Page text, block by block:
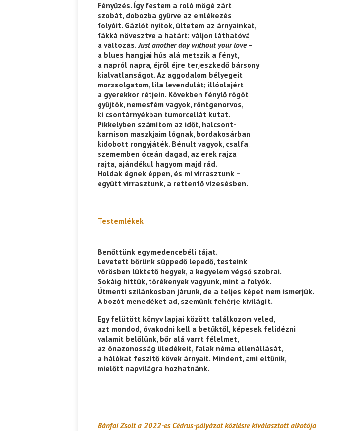
Fényűzés. Így festem a roló mögé zárt
szobát, dobozba gyűrve az emlékezés
folyóit. Gázlót nyitok, ültetem az árnyainkat,
fákká növesztve a határt: váljon láthatóvá
a változás.Just another day without your love–
a blues hangjai hús alá metszik a fényt,
a napról napra, éjről éjre terjeszkedő bársony
kialvatlanságot. Az aggodalom bélyegeit
morzsolgatom, lila levendulát; illóolajért
a gyerekkor rétjein. Kövekben fénylő rögöt
gyűjtök, nemesfém vagyok, röntgenorvos,
ki csontárnyékban tumorcellát kutat.
Pikkelyben számítom az időt, halcsont-
karnison maszkjaim lógnak, bordakosárban
kidobott rongyjáték. Bénult vagyok, csalfa,
szememben óceán dagad, az erek rajza
rajta, ajándékul hagyom majd rád.
Holdak égnek éppen, és mi virrasztunk –
együtt virrasztunk, a rettentő vízesésben.
Testemlékek
Benőttünk egy medencebéli tájat.
Levetett bőrünk süppedő lepedő, testeink
vörösben lüktető hegyek, a kegyelem végső szobrai.
Sokáig hittük, törékenyek vagyunk, mint a folyók.
Útmenti szilánkosban járunk, de a teljes képet nem ismerjük.
A bozót menedéket ad, szemünk fehérje kivilágít.
Egy felütött könyv lapjai között találkozom veled,
azt mondod, óvakodni kell a betűktől, képesek felidézni
valamit belőlünk, bőr alá varrt félelmet,
az önazonosság üledékeit, falak néma ellenállását,
a hálókat feszítő kövek árnyait. Mindent, ami eltűnik,
mielőtt napvilágra hozhatnánk.
Bánfai Zsolt a 2022-es Cédrus-pályázat közlésre kiválasztott alkotója
Ispány Marietta: Szavak a fényből